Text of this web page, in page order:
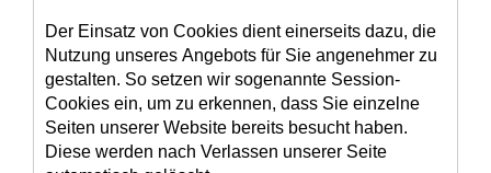
Der Einsatz von Cookies dient einerseits dazu, die
Nutzung unseres Angebots für Sie angenehmer zu
gestalten. So setzen wir sogenannte Session-
Cookies ein, um zu erkennen, dass Sie einzelne
Seiten unserer Website bereits besucht haben.
Diese werden nach Verlassen unserer Seite